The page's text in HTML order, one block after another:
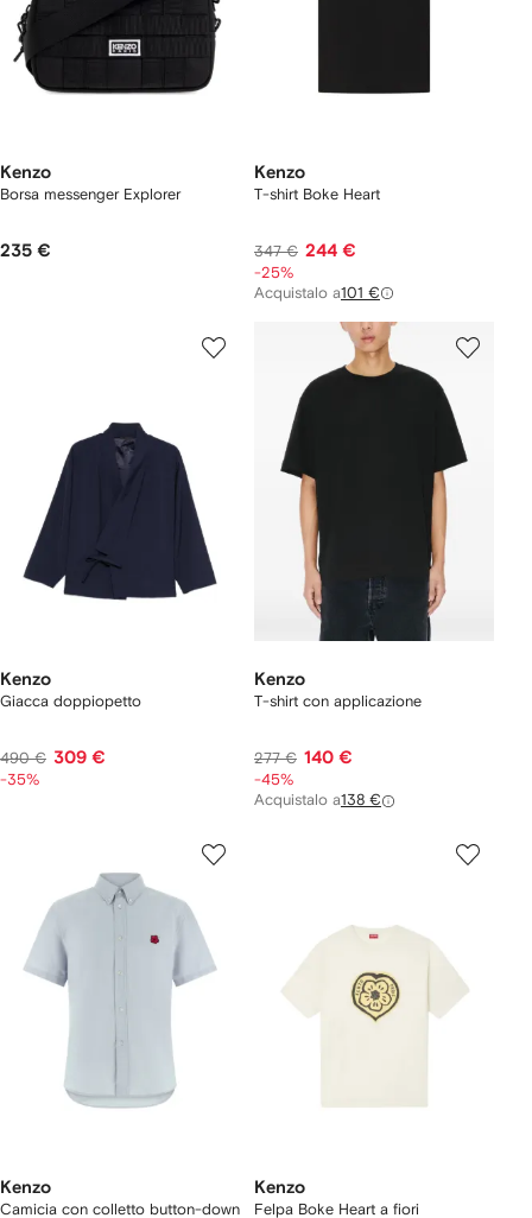
Kenzo
Borsa messenger Explorer
235 €
Kenzo
T-shirt Boke Heart
347 € 244 €
-25%
Acquistalo a101 €
Kenzo
Giacca doppiopetto
490 € 309 €
-35%
Kenzo
T-shirt con applicazione
277 € 140 €
-45%
Acquistalo a138 €
Kenzo
Camicia con colletto button-down
Kenzo
Felpa Boke Heart a fiori